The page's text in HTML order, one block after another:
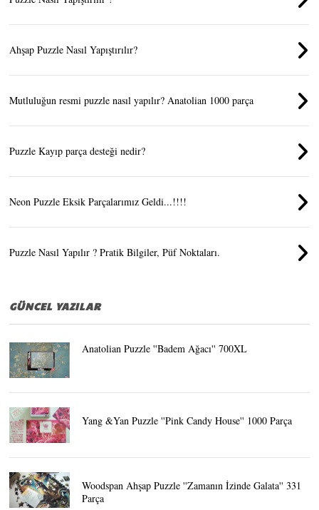
Ahşap Puzzle Nasıl Yapıştırılır?
Mutluluğun resmi puzzle nasıl yapılır? Anatolian 1000 parça
Puzzle Kayıp parça desteği nedir?
Neon Puzzle Eksik Parçalarımız Geldi...!!!!
Puzzle Nasıl Yapılır ? Pratik Bilgiler, Püf Noktaları.
GÜNCEL YAZILAR
Anatolian Puzzle ''Badem Ağacı'' 700XL
Yang &Yan Puzzle ''Pink Candy House'' 1000 Parça
Woodspan Ahşap Puzzle ''Zamanın İzinde Galata'' 331
Parça